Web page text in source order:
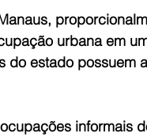
urbana em
do estado possuem
informais